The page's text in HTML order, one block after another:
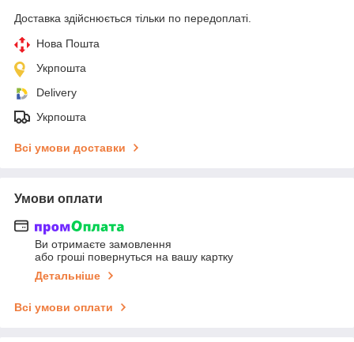
Доставка здійснюється тільки по передоплаті.
Нова Пошта
Укрпошта
Delivery
Укрпошта
Всі умови доставки
Умови оплати
Ви отримаєте замовлення
або гроші повернуться на вашу картку
Детальніше
Всі умови оплати